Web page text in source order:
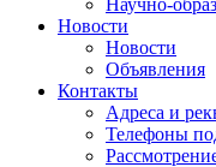
Научно-
Новости
Новости
Объявления
Контакты
Адреса и
Телефоны